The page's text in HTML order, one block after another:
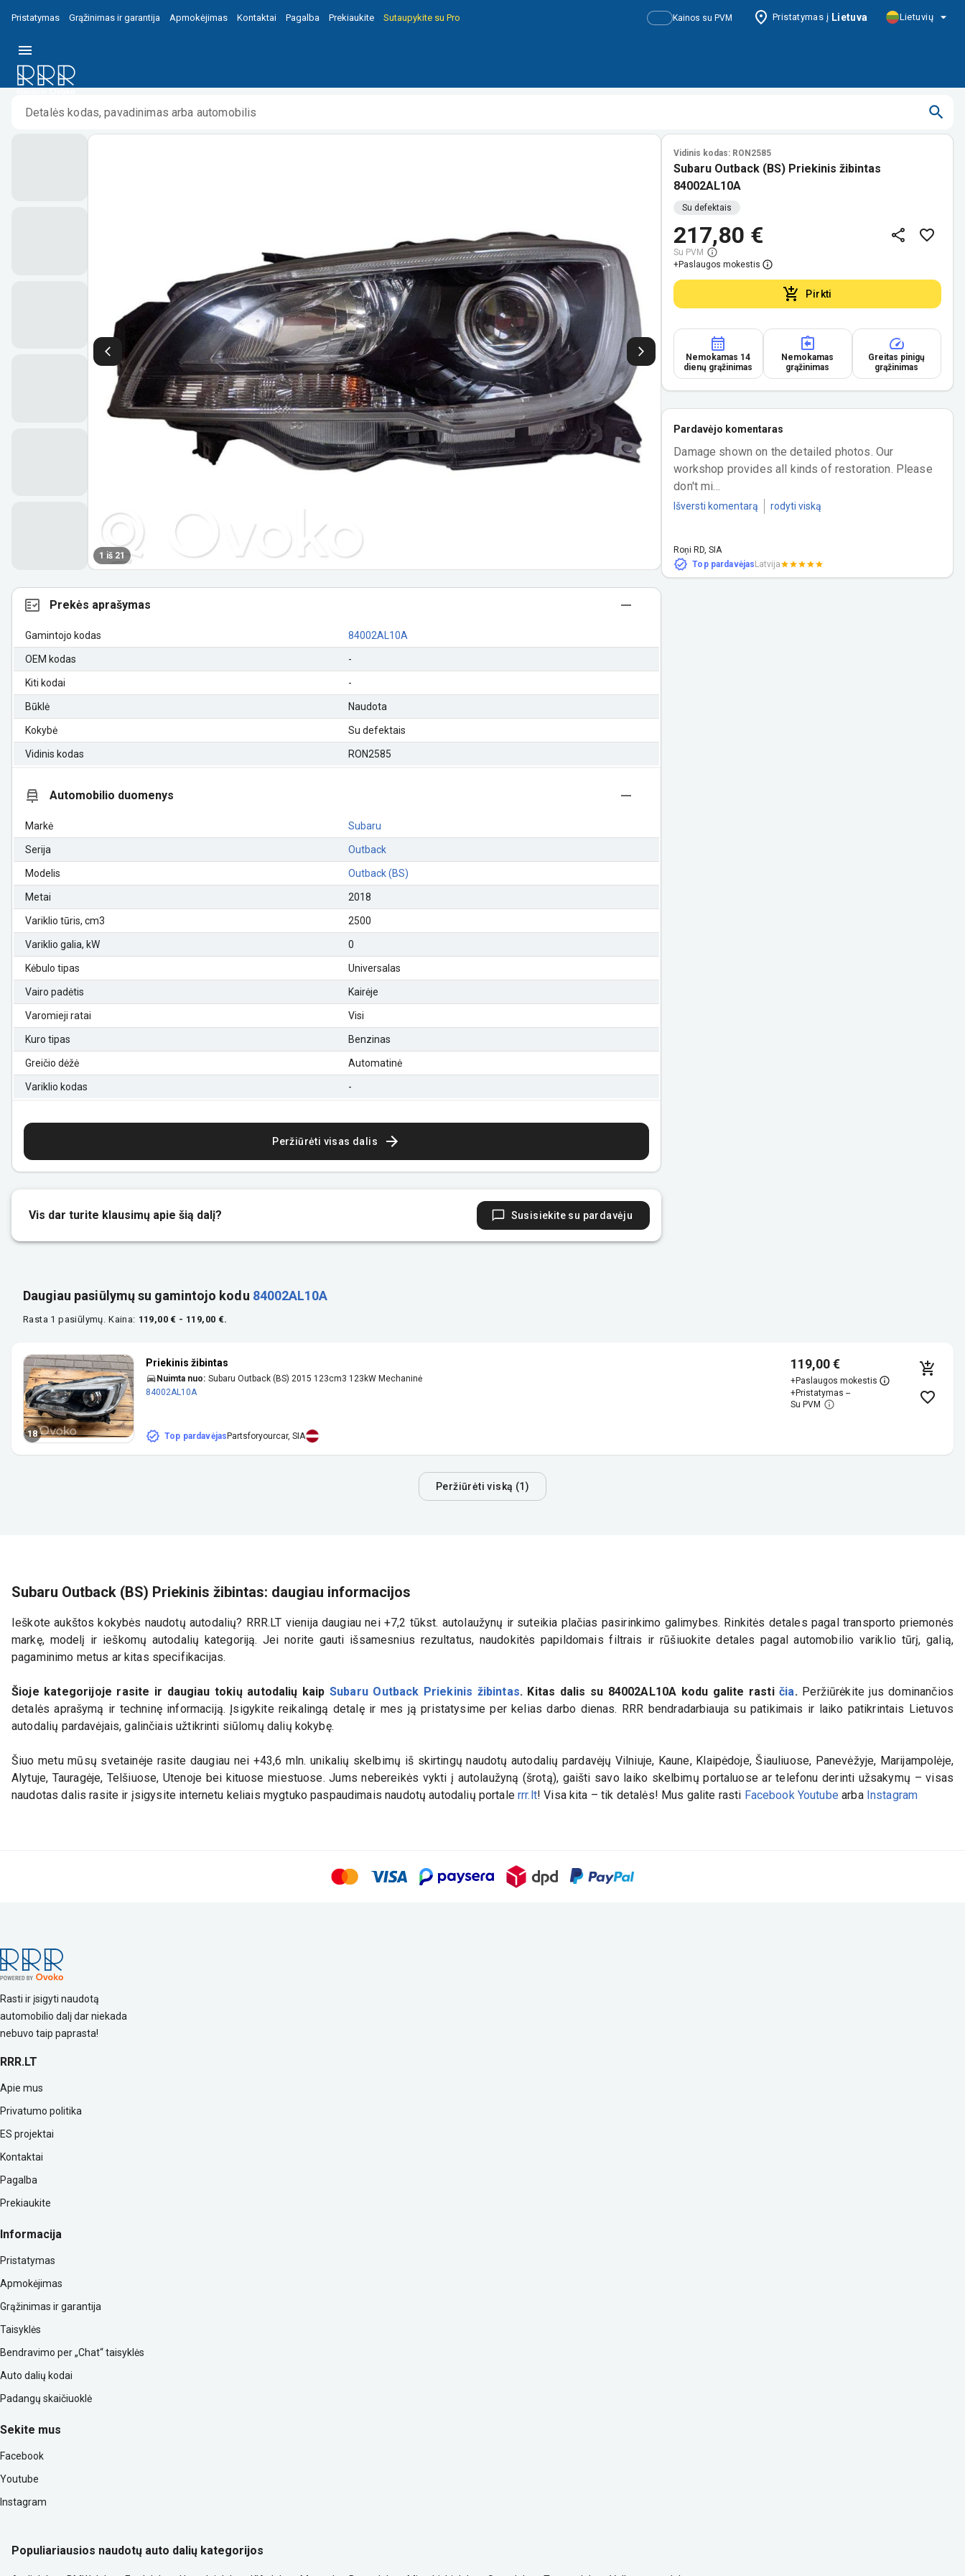
Pristatymas Grąžinimas ir garantija Apmokėjimas Kontaktai Pagalba Prekiaukite Sutaupykite su Pro Kainos su PVM Pristatymas į Lietuva Lietuvių
Pradžia / / Subaru Outback (BS) Priekinis žibintas 84002AL10A
1 iš 21
Prekės aprašymas
Gamintojo kodas 84002AL10A
OEM kodas -
Kiti kodai -
Būklė Naudota
Kokybė Su defektais
Vidinis kodas RON2585
Automobilio duomenys
Markė Subaru
Serija Outback
Modelis Outback (BS)
Metai 2018
Variklio tūris, cm3 2500
Variklio galia, kW 0
Kėbulo tipas Universalas
Vairo padėtis Kairėje
Varomieji ratai Visi
Kuro tipas Benzinas
Greičio dėžė Automatinė
Variklio kodas -
Peržiūrėti visas dalis
Vis dar turite klausimų apie šią dalį? Susisiekite su pardavėju
Vidinis kodas: RON2585
Subaru Outback (BS) Priekinis žibintas
84002AL10A
Su defektais
217,80 €
Su PVM
+Paslaugos mokestis
Pirkti
Nemokamas 14
dienų grąžinimas
Nemokamas
grąžinimas
Greitas pinigų
grąžinimas
Pardavėjo komentaras
Damage shown on the detailed photos. Our
workshop provides all kinds of restoration. Please
don't mi...
Išversti komentarą rodyti viską
Roņi RD, SIA
Top pardavėjas Latvija
Daugiau pasiūlymų su gamintojo kodu 84002AL10A
Rasta 1 pasiūlymų. Kaina: 119,00 € - 119,00 €.
18
Priekinis žibintas
Nuimta nuo: Subaru Outback (BS) 2015 123cm3 123kW Mechaninė
84002AL10A
Top pardavėjasPartsforyourcar, SIA
119,00 €
+Paslaugos mokestis
+Pristatymas --
Su PVM
Peržiūrėti viską (1)
Subaru Outback (BS) Priekinis žibintas: daugiau informacijos
Ieškote aukštos kokybės naudotų autodalių? RRR.LT vienija daugiau nei +7,2 tūkst. autolaužynų ir suteikia plačias pasirinkimo galimybes. Rinkitės detales pagal transporto priemonės
markę, modelį ir ieškomų autodalių kategoriją. Jei norite gauti išsamesnius rezultatus, naudokitės papildomais filtrais ir rūšiuokite detales pagal automobilio variklio tūrį, galią,
pagaminimo metus ar kitas specifikacijas.
Šioje kategorijoje rasite ir daugiau tokių autodalių kaipSubaru Outback Priekinis žibintas. Kitas dalis su 84002AL10A kodu galite rastičia. Peržiūrėkite jus dominančios
detalės aprašymą ir techninę informaciją. Įsigykite reikalingą detalę ir mes ją pristatysime per kelias darbo dienas. RRR bendradarbiauja su patikimais ir laiko patikrintais Lietuvos
autodalių pardavėjais, galinčiais užtikrinti siūlomų dalių kokybę.
Šiuo metu mūsų svetainėje rasite daugiau nei +43,6 mln. unikalių skelbimų iš skirtingų naudotų autodalių pardavėjų Vilniuje, Kaune, Klaipėdoje, Šiauliuose, Panevėžyje, Marijampolėje,
Alytuje, Tauragėje, Telšiuose, Utenoje bei kituose miestuose. Jums nebereikės vykti į autolaužyną (šrotą), gaišti savo laiko skelbimų portaluose ar telefonu derinti užsakymų – visas
naudotas dalis rasite ir įsigysite internetu keliais mygtuko paspaudimais naudotų autodalių portale rrr.lt! Visa kita – tik detalės! Mus galite rasti Facebook Youtube arba Instagram
Rasti ir įsigyti naudotą
automobilio dalį dar niekada
nebuvo taip paprasta!
RRR.LT
Apie mus
Privatumo politika
ES projektai
Kontaktai
Pagalba
Prekiaukite
Informacija
Pristatymas
Apmokėjimas
Grąžinimas ir garantija
Taisyklės
Bendravimo per „Chat“ taisyklės
Auto dalių kodai
Padangų skaičiuoklė
Sekite mus
Facebook
Youtube
Instagram
Populiariausios naudotų auto dalių kategorijos